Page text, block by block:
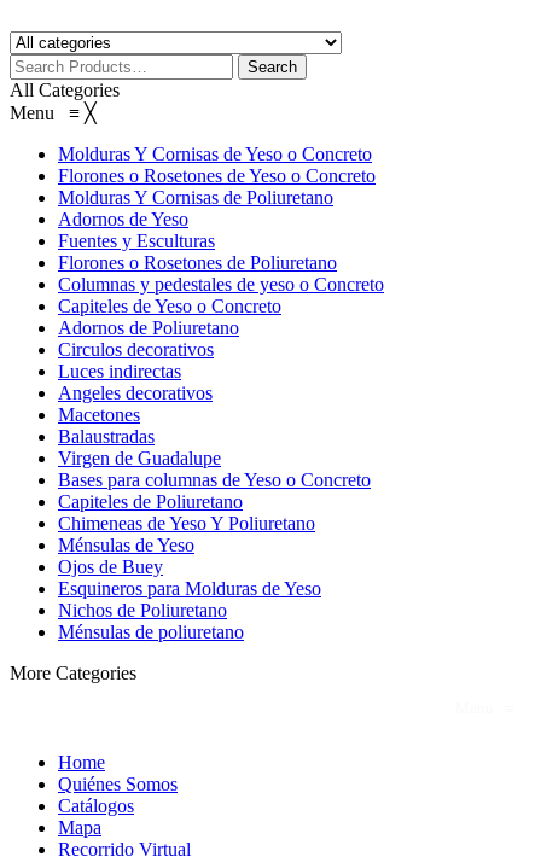
All Categories
Menu ≡ ╳
Molduras Y Cornisas de Yeso o Concreto
Florones o Rosetones de Yeso o Concreto
Molduras Y Cornisas de Poliuretano
Adornos de Yeso
Fuentes y Esculturas
Florones o Rosetones de Poliuretano
Columnas y pedestales de yeso o Concreto
Capiteles de Yeso o Concreto
Adornos de Poliuretano
Circulos decorativos
Luces indirectas
Angeles decorativos
Macetones
Balaustradas
Virgen de Guadalupe
Bases para columnas de Yeso o Concreto
Capiteles de Poliuretano
Chimeneas de Yeso Y Poliuretano
Ménsulas de Yeso
Ojos de Buey
Esquineros para Molduras de Yeso
Nichos de Poliuretano
Ménsulas de poliuretano
More Categories
Home
Quiénes Somos
Catálogos
Mapa
Recorrido Virtual